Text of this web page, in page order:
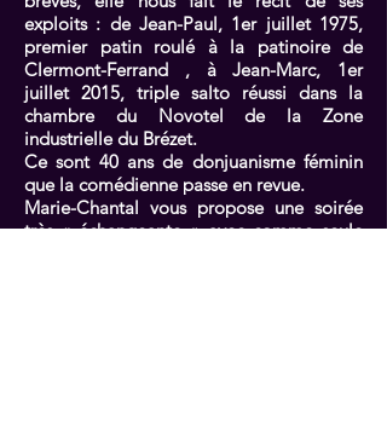
exploits : de Jean-Paul, 1er juillet 1975,
premier patin roulé à la patinoire de
Clermont-Ferrand , à Jean-Marc, 1er
juillet 2015, triple salto réussi dans la
chambre du Novotel de la Zone
industrielle du Brézet.
Ce sont 40 ans de donjuanisme féminin
que la comédienne passe en revue.
Marie-Chantal vous propose une soirée
très « échangeante » avec comme seule